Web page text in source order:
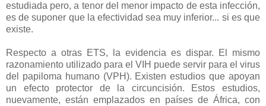
estudiada pero, a tenor del menor impacto de esta infección,
es de suponer que la efectividad sea muy inferior... si es que
existe.
Respecto a otras ETS, la evidencia es dispar. El mismo
razonamiento utilizado para el VIH puede servir para el virus
del papiloma humano (VPH). Existen estudios que apoyan
un efecto protector de la circuncisión. Estos estudios,
nuevamente, están emplazados en países de África, con